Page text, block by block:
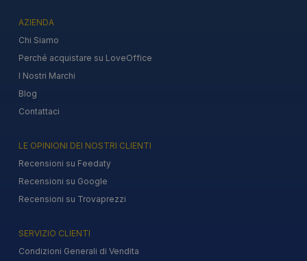
AZIENDA
Chi Siamo
Perché acquistare su LoveOffice
I Nostri Marchi
Blog
Contattaci
LE OPINIONI DEI NOSTRI CLIENTI
Recensioni su Feedaty
Recensioni su Google
Recensioni su Trovaprezzi
SERVIZIO CLIENTI
Condizioni Generali di Vendita